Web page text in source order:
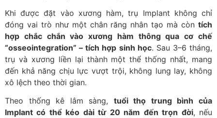
Khi được đặt vào xương hàm, trụ Implant không chỉ
đóng vai trò như một chân răng nhân tạo mà còn tích
hợp chắc chắn vào xương hàm thông qua cơ chế
“osseointegration” – tích hợp sinh học. Sau 3–6 tháng,
trụ và xương liền lại thành một thể thống nhất, mang
đến khả năng chịu lực vượt trội, không lung lay, không
xô lệch theo thời gian.
Theo thống kê lâm sàng, tuổi thọ trung bình của
Implant có thể kéo dài từ 20 năm đến trọn đời, nếu